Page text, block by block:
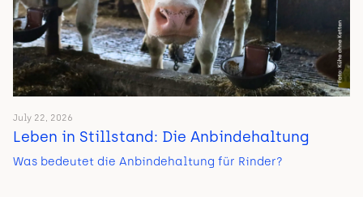
July 22, 2026
Leben in Stillstand: Die Anbindehaltung
Was bedeutet die Anbindehaltung für Rinder?